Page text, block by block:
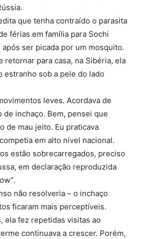
que tenha contraído o parasita
férias em família para Sochi
após ser picada por um mosquito.
retornar para casa, na Sibéria, ela
estranho sob a pele do lado
leves. Acordava de
de inchaço. Bem, pensei que
de mau jeito. Eu praticava
em alto nível nacional.
estão sobrecarregados, preciso
em declaração reproduzida
não resolveria – o inchaço
ficaram mais perceptíveis.
ela fez repetidas visitas ao
continuava a crescer. Porém,